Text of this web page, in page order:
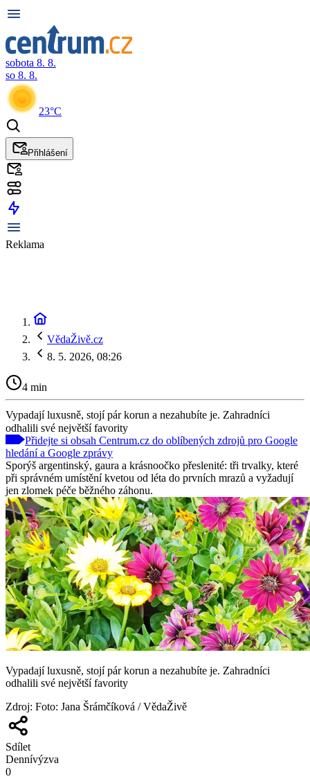
sobota 8. 8.
so 8. 8.
23°C
Přihlášení
Reklama
VědaŽivě.cz
8. 5. 2026, 08:26
4 min
Vypadají luxusně, stojí pár korun a nezahubíte je. Zahradníci
odhalili své největší favority
Přidejte si obsah Centrum.cz do oblíbených zdrojů pro Google
hledání a Google zprávy
Sporýš argentinský, gaura a krásnoočko přeslenité: tři trvalky, které
při správném umístění kvetou od léta do prvních mrazů a vyžadují
jen zlomek péče běžného záhonu.
Vypadají luxusně, stojí pár korun a nezahubíte je. Zahradníci
odhalili své největší favority
Zdroj: Foto: Jana Šrámčíková / VědaŽivě
Sdílet
Dennívýzva
0